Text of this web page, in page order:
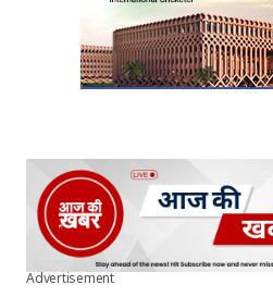
Advertisement